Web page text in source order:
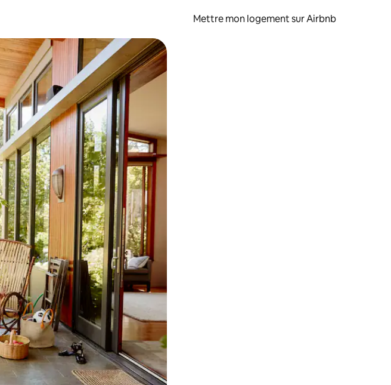
Mettre mon logement sur Airbnb
ou en appuyant et en faisant glisser.